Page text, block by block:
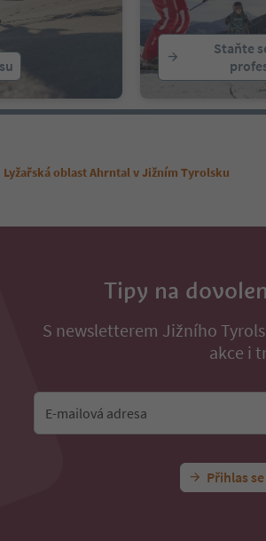
Staňte
Lyžařská oblast Ahrntal v Jižním Tyrolsku
Tipy na
S newsletterem Jižního
akce i
E-mailová adresa
Přihlas